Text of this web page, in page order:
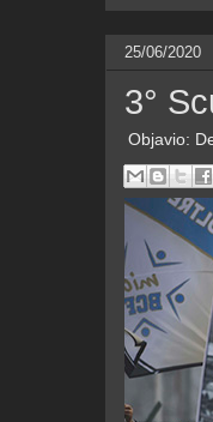
25/06/2020
3°
Objavio: